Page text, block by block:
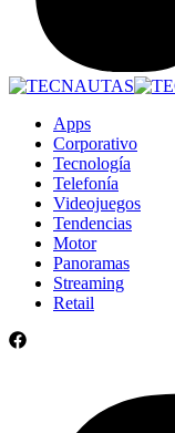
Apps
Corporativo
Tecnología
Telefonía
Videojuegos
Tendencias
Motor
Panoramas
Streaming
Retail